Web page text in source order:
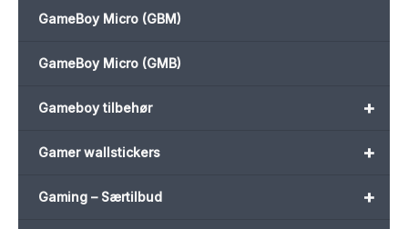
GameBoy Micro (GBM)
GameBoy Micro (GMB)
+
Gameboy tilbehør
+
Gamer wallstickers
+
Gaming – Særtilbud